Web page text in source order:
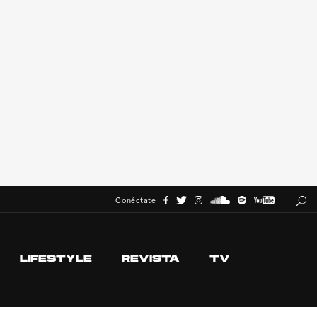
Conéctate
LIFESTYLE REVISTA TV